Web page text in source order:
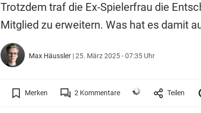
Trotzdem traf die Ex-Spielerfrau die
Mitglied zu erweitern. Was hat es damit
Max Häussler |25. März 2025 - 07:35 Uhr
Merken 2Kommentare Teilen